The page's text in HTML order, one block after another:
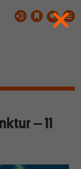
– 11